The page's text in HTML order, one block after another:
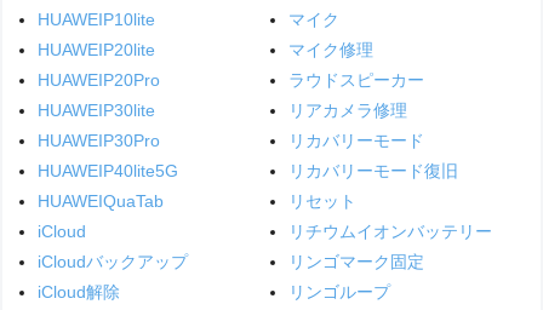
HUAWEIP10lite
HUAWEIP20lite
HUAWEIP20Pro
HUAWEIP30lite
HUAWEIP30Pro
HUAWEIP40lite5G
HUAWEIQuaTab
iCloud
iCloudバックアップ
iCloud解除
マイク
マイク修理
ラウドスピーカー
リアカメラ修理
リカバリーモード
リカバリーモード復旧
リセット
リチウムイオンバッテリー
リンゴマーク固定
リンゴループ